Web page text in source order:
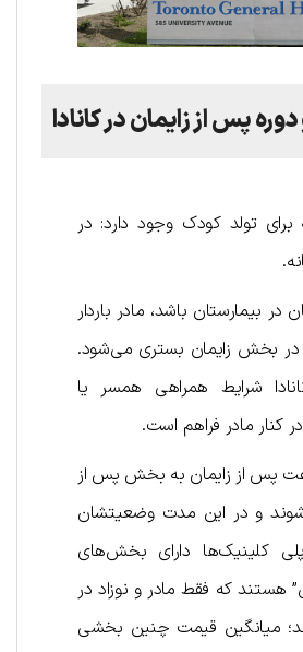
پس از زایمان در کانادا
برای تولد کودک وجود دارد: در
در بیمارستان باشد، مادر باردار
در بخش زایمان بستری می‌شود.
شرایط همراهی همسر یا
کنار مادر فراهم است.
و کودک ۲ ساعت پس از زایمان به بخش پس از
و در این مدت وضعیتشان
کلینیک‌ها دارای بخش‌های
هستند که فقط مادر و نوزاد در
میانگین قیمت چنین بخشی